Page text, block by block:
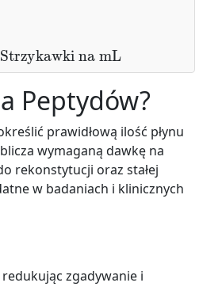
na mL
Peptydów?
prawidłową ilość płynu
wymaganą dawkę na
rekonstytucji oraz stałej
w badaniach i klinicznych
zgadywanie i